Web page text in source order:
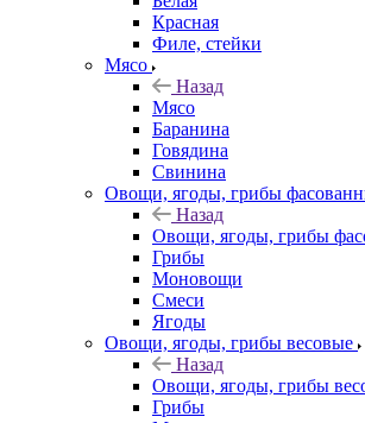
Красная
Филе, стейки
Мясо
Назад
Мясо
Баранина
Говядина
Свинина
Овощи, ягоды, грибы
Назад
Овощи, ягоды, грибы
Грибы
Моновощи
Смеси
Ягоды
Овощи, ягоды, грибы весовые
Назад
Овощи, ягоды, грибы
Грибы